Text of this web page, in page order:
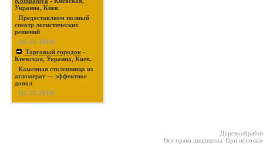
Украина, Киев.
Предоставляем полный
спектр логистических
решений
(11-21-2019)
Торговый городок -
Киевская, Украина, Киев.
Каменная столешница из
агломерат — эффектное
допол
(11-21-2019)
Все права защищены. При